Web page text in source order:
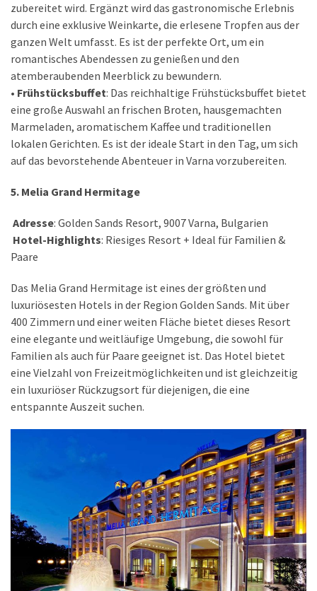
zubereitet wird. Ergänzt wird das gastronomische Erlebnis
durch eine exklusive Weinkarte, die erlesene Tropfen aus der
ganzen Welt umfasst. Es ist der perfekte Ort, um ein
romantisches Abendessen zu genießen und den
atemberaubenden Meerblick zu bewundern.
• Frühstücksbuffet: Das reichhaltige Frühstücksbuffet bietet
eine große Auswahl an frischen Broten, hausgemachten
Marmeladen, aromatischem Kaffee und traditionellen
lokalen Gerichten. Es ist der ideale Start in den Tag, um sich
auf das bevorstehende Abenteuer in Varna vorzubereiten.
5. Melia Grand Hermitage
Adresse: Golden Sands Resort, 9007 Varna, Bulgarien
Hotel-Highlights: Riesiges Resort + Ideal für Familien &
Paare
Das Melia Grand Hermitage ist eines der größten und
luxuriösesten Hotels in der Region Golden Sands. Mit über
400 Zimmern und einer weiten Fläche bietet dieses Resort
eine elegante und weitläufige Umgebung, die sowohl für
Familien als auch für Paare geeignet ist. Das Hotel bietet
eine Vielzahl von Freizeitmöglichkeiten und ist gleichzeitig
ein luxuriöser Rückzugsort für diejenigen, die eine
entspannte Auszeit suchen.